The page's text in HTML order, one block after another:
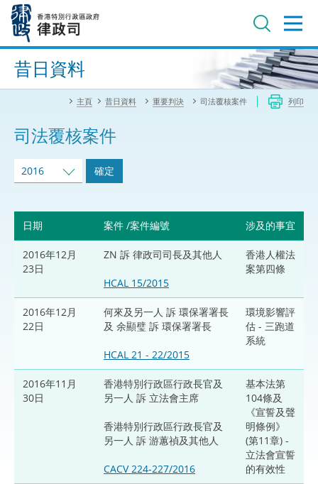
內
進階搜尋
昔日資料
主頁 昔日資料 重要判決 司法覆核案件 列印
司法覆核案件
2016 確定
日期 案件 /案件編號 涉及的事宜
2016年12月
23日
ZN 訴 律政司司長及其他人
HCAL 15/2015
香港人權法
案第四條
2016年12月
22日
何來及另一人 訴 環保署署長
及 余顯璧 訴 環保署署長
HCAL 21 - 22/2015
環境影響評
估 - 三跑道
系統
2016年11月
30日
香港特別行政區行政長官及
另一人 訴 立法會主席
香港特別行政區行政長官及
另一人 訴 游蕙禎及其他人
CACV 224-227/2016
基本法第
104條及
《宣誓及聲
明條例》
(第11章) -
立法會宣誓
的有效性